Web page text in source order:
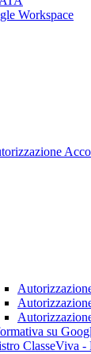
Workspace
su
ClasseViva -